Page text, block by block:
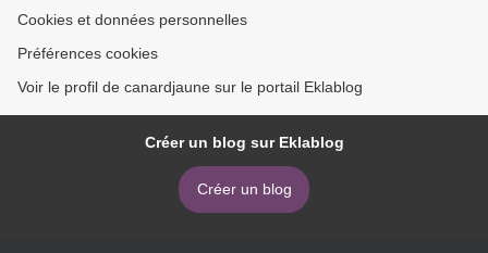
Cookies et données personnelles
Préférences cookies
Voir le profil de canardjaune sur le portail Eklablog
Créer un blog sur Eklablog
Créer un blog